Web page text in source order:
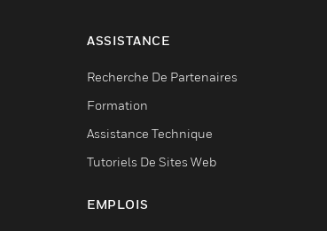
ASSISTANCE
Recherche De Partenaires
Formation
Assistance Technique
Tutoriels De Sites Web
EMPLOIS